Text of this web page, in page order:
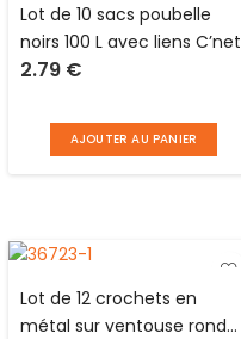
Lot de 10 sacs poubelle
noirs 100 L avec liens C’net
2.79 €
AJOUTER AU PANIER
Lot de 12 crochets en
métal sur ventouse ronde